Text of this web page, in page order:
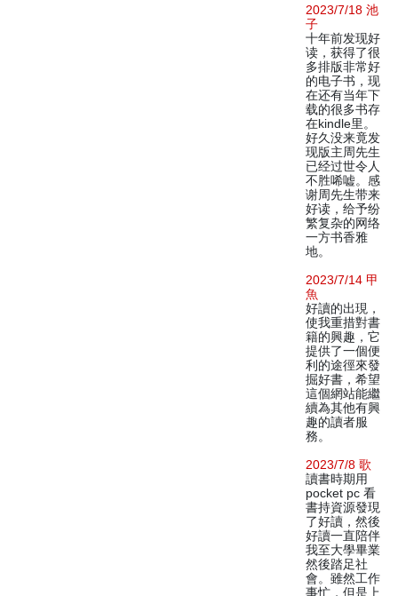
2023/7/18 池
子
十年前发现好
读，获得了很
多排版非常好
的电子书，现
在还有当年下
载的很多书存
在kindle里。
好久没来竟发
现版主周先生
已经过世令人
不胜唏嘘。感
谢周先生带来
好读，给予纷
繁复杂的网络
一方书香雅
地。
2023/7/14 甲
魚
好讀的出現，
使我重措對書
籍的興趣，它
提供了一個便
利的途徑來發
掘好書，希望
這個網站能繼
續為其他有興
趣的讀者服
務。
2023/7/8 歌
讀書時期用
pocket pc 看
書持資源發現
了好讀，然後
好讀一直陪伴
我至大學畢業
然後踏足社
會。雖然工作
事忙，但是上